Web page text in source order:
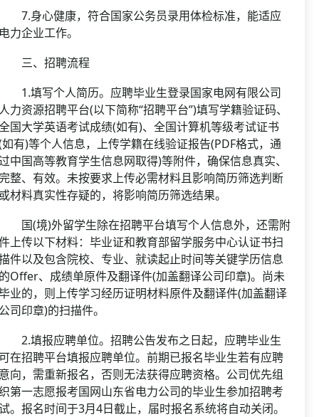
身心健康，符合国家公务员录用体检标准，能适应
力企业工作。
、招聘流程
填写个人简历。应聘毕业生登录国家电网有限公司
力资源招聘平台(以下简称“招聘平台”)填写学籍验证码、
国大学英语考试成绩(如有)、全国计算机等级考试证书
有)等个人信息，上传学籍在线验证报告(PDF格式，通
中国高等教育学生信息网取得)等附件，确保信息真实、
整、有效。未按要求上传必需材料且影响简历筛选判断
材料真实性存疑的，将影响简历筛选结果。
(境)外留学生除在招聘平台填写个人信息外，还需附
上传以下材料：毕业证和教育部留学服务中心认证书扫
件以及包含院校、专业、就读起止时间等关键学历信息
Offer、成绩单原件及翻译件(加盖翻译公司印章)。尚未
业的，则上传学习经历证明材料原件及翻译件(加盖翻译
司印章)的扫描件。
填报应聘单位。招聘公告发布之日起，应聘毕业生
在招聘平台填报应聘单位。前期已报名毕业生若有应聘
向，需重新报名，否则无法获得应聘资格。公司优先组
第一志愿报考国网山东省电力公司的毕业生参加招聘考
。报名时间于3月4日截止，届时报名系统将自动关闭。